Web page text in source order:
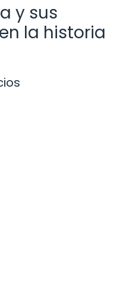
y sus
la historia